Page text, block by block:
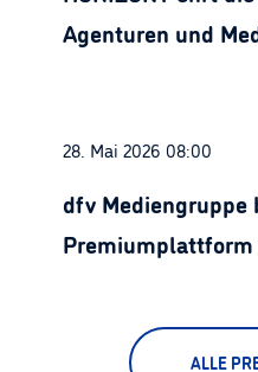
Agenturen und
28. Mai 2026 08:00
dfv Mediengruppe
ALLE